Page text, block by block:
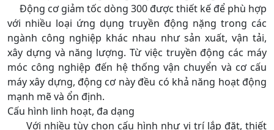
Động cơ giảm tốc dòng 300 được thiết kế để phù hợp
với nhiều loại ứng dụng truyền động nặng trong các
ngành công nghiệp khác nhau như sản xuất, vận tải,
xây dựng và năng lượng. Từ việc truyền động các máy
móc công nghiệp đến hệ thống vận chuyển và cơ cấu
máy xây dựng, động cơ này đều có khả năng hoạt động
mạnh mẽ và ổn định.
Cấu hình linh hoạt, đa dạng
Với nhiều tùy chọn cấu hình như vị trí lắp đặt, thiết